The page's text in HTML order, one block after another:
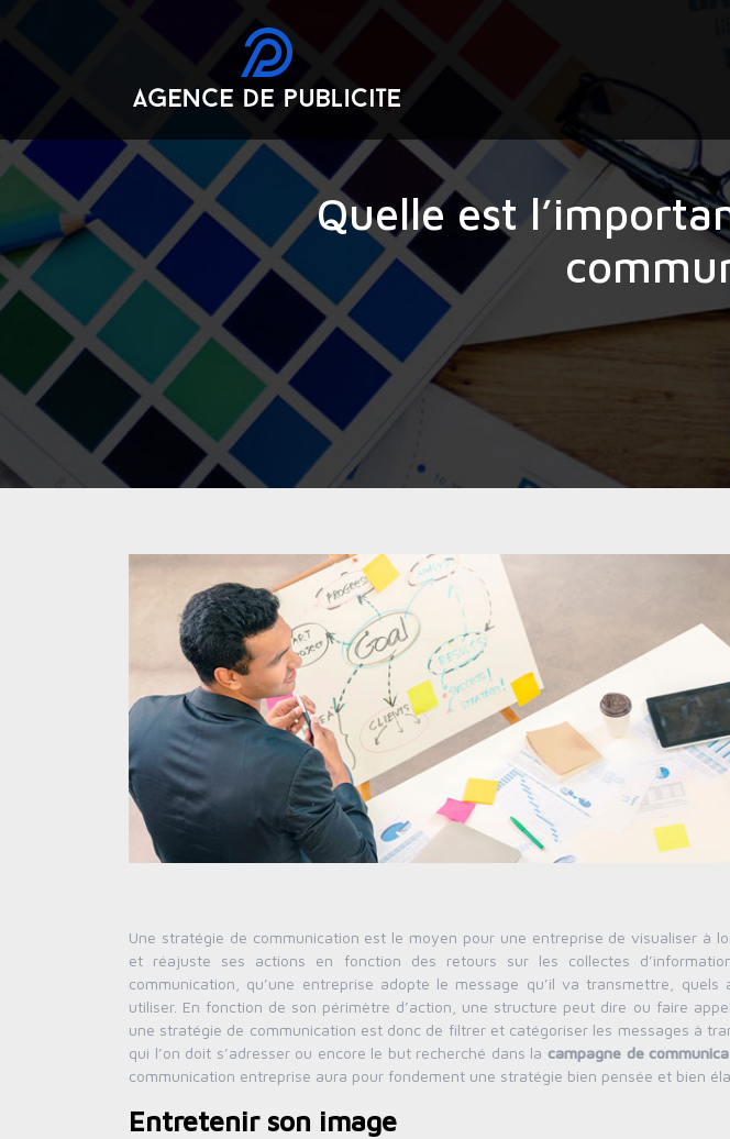
Quelle est
Une stratégie de communication est le moyen pour une entreprise de visualiser à
et réajuste ses actions en fonction des retours sur les collectes
communication, qu’une entreprise adopte le message qu’il va transmettre,
utiliser. En fonction de son périmètre d’action, une structure peut dire ou faire
une stratégie de communication est donc de filtrer et catégoriser les messages à
qui l’on doit s’adresser ou encore le but recherché dans lacampagne de
communication entreprise aura pour fondement une stratégie bien pensée et bien
Entretenir son image